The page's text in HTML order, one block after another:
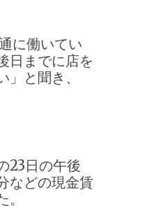
に働いてい
日までに店を
と聞き、
23日の午後
などの現金賃